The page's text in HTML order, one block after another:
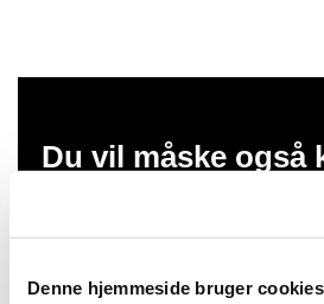
Denne hjemmeside bruger cookies
Du vil måske også